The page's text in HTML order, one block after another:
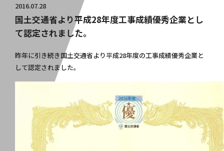
2016.07.28
国土交通省より平成28年度工事成績優秀企業とし
て認定されました。
昨年に引き続き国土交通省より平成28年度の工事成績優秀企業と
して認定されました。